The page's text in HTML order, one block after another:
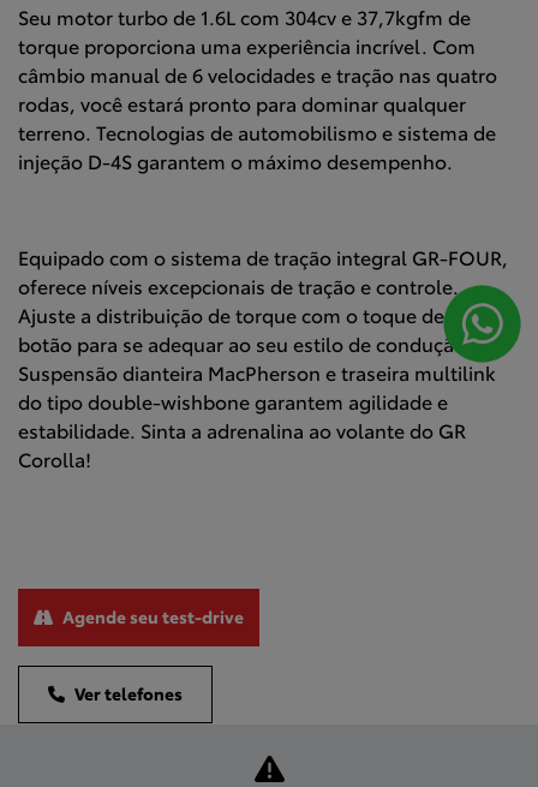
Seu motor turbo de 1.6L com 304cv e 37,7kgfm de
torque proporciona uma experiência incrível. Com
câmbio manual de 6 velocidades e tração nas quatro
rodas, você estará pronto para dominar qualquer
terreno. Tecnologias de automobilismo e sistema de
injeção D-4S garantem o máximo desempenho.
Equipado com o sistema de tração integral GR-FOUR,
oferece níveis excepcionais de tração e controle.
Ajuste a distribuição de torque com o toque de um
botão para se adequar ao seu estilo de condução.
Suspensão dianteira MacPherson e traseira multilink
do tipo double-wishbone garantem agilidade e
estabilidade. Sinta a adrenalina ao volante do GR
Corolla!
Ver telefones
Agende seu test-drive